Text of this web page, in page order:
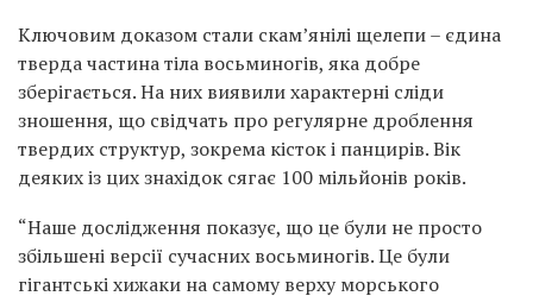
Ключовим доказом стали скам’янілі щелепи – єдина
тверда частина тіла восьминогів, яка добре
зберігається. На них виявили характерні сліди
зношення, що свідчать про регулярне дроблення
твердих структур, зокрема кісток і панцирів. Вік
деяких із цих знахідок сягає 100 мільйонів років.
“Наше дослідження показує, що це були не просто
збільшені версії сучасних восьминогів. Це були
гігантські хижаки на самому верху морського